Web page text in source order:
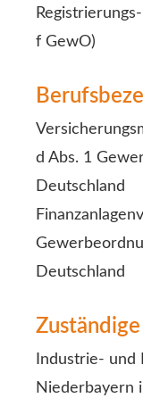
f GewO)
d Abs. 1
Deutschland
Deutschland
Industrie-
Niederbayern